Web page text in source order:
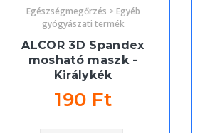
Egészségmegőrzés > Egyéb
gyógyászati termék
ALCOR 3D Spandex
mosható maszk -
Királykék
190 Ft